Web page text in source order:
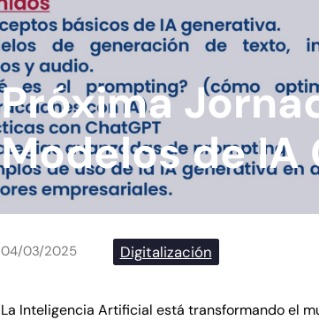
Próxima
Modelos de
04/03/2025 Digitalización
La Inteligencia Artificial está transformando el